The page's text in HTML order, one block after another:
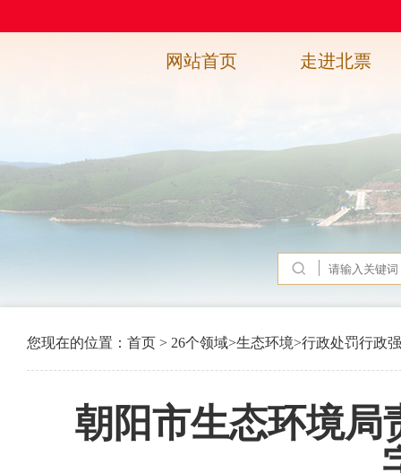
网站首页 走进北票
您现在的位置： 首页 > 26个领域>生态环境>行政处罚行政
朝阳市生态环境局